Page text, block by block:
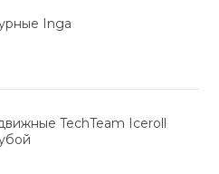
Inga
TechTeam Iceroll